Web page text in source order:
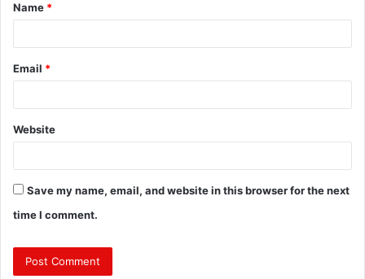
*
Name *
Email *
Website
Save my name, email, and website in this browser for the next
time I comment.